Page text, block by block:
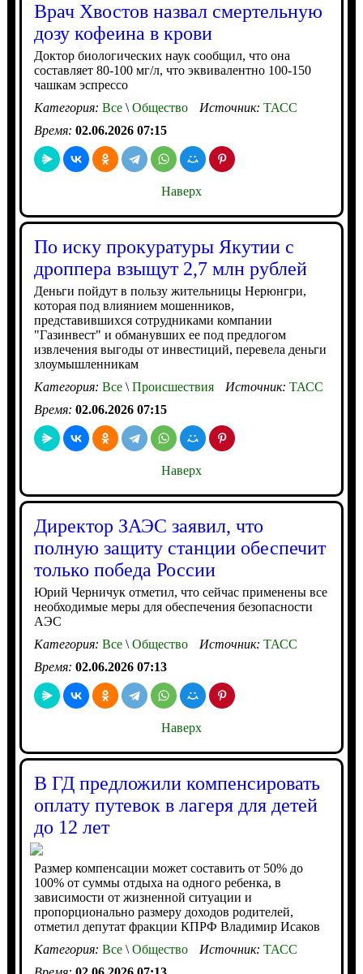
Врач Хвостов назвал смертельную
дозу кофеина в крови
Доктор биологических наук сообщил, что она
составляет 80-100 мг/л, что эквивалентно 100-150
чашкам эспрессо
Категория: Все\Общество Источник: ТАСС
Время: 02.06.2026 07:15
Наверх
По иску прокуратуры Якутии с
дроппера взыщут 2,7 млн рублей
Деньги пойдут в пользу жительницы Нерюнгри,
которая под влиянием мошенников,
представившихся сотрудниками компании
"Газинвест" и обманувших ее под предлогом
извлечения выгоды от инвестиций, перевела деньги
злоумышленникам
Категория: Все\Происшествия Источник: ТАСС
Время: 02.06.2026 07:15
Наверх
Директор ЗАЭС заявил, что
полную защиту станции обеспечит
только победа России
Юрий Черничук отметил, что сейчас применены все
необходимые меры для обеспечения безопасности
АЭС
Категория: Все\Общество Источник: ТАСС
Время: 02.06.2026 07:13
Наверх
В ГД предложили компенсировать
оплату путевок в лагеря для детей
до 12 лет
Размер компенсации может составить от 50% до
100% от суммы отдыха на одного ребенка, в
зависимости от жизненной ситуации и
пропорционально размеру доходов родителей,
отметил депутат фракции КПРФ Владимир Исаков
Категория: Все\Общество Источник: ТАСС